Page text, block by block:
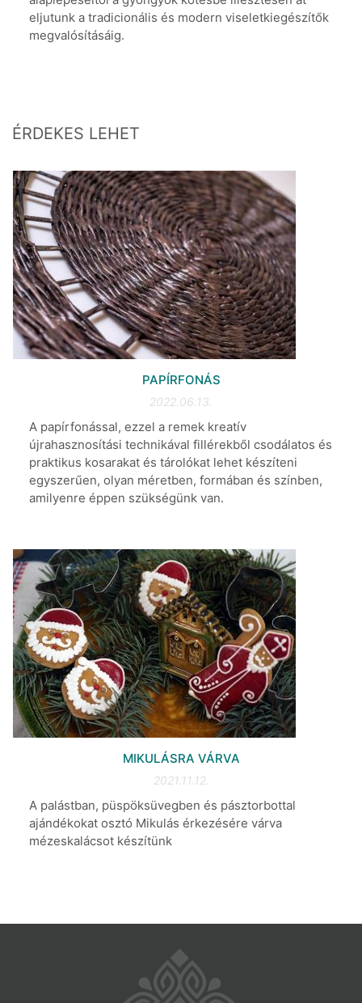
eljutunk a tradicionális és modern viseletkiegészítők
megvalósításáig.
ÉRDEKES LEHET
PAPÍRFONÁS
2022.06.13.
A papírfonással, ezzel a remek kreatív
újrahasznosítási technikával fillérekből csodálatos és
praktikus kosarakat és tárolókat lehet készíteni
egyszerűen, olyan méretben, formában és színben,
amilyenre éppen szükségünk van.
MIKULÁSRA VÁRVA
2021.11.12.
A palástban, püspöksüvegben és pásztorbottal
ajándékokat osztó Mikulás érkezésére várva
mézeskalácsot készítünk